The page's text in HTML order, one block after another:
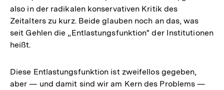
also in der radikalen konservativen Kritik des
Zeitalters zu kurz. Beide glauben noch an das, was
seit Gehlen die „Entlastungsfunktion" der Institutionen
heißt.
Diese Entlastungsfunktion ist zweifellos gegeben,
aber — und damit sind wir am Kern des Problems —